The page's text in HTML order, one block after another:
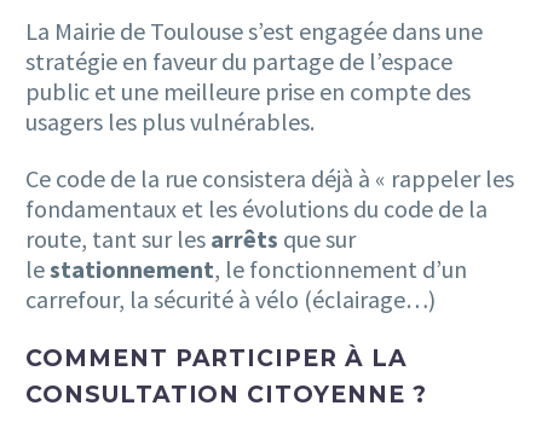
La Mairie de Toulouse s’est engagée dans une
stratégie en faveur du partage de l’espace
public et une meilleure prise en compte des
usagers les plus vulnérables.
Ce code de la rue consistera déjà à « rappeler les
fondamentaux et les évolutions du code de la
route, tant sur les arrêts que sur
lestationnement, le fonctionnement d’un
carrefour, la sécurité à vélo (éclairage…)
COMMENT PARTICIPER À LA
CONSULTATION CITOYENNE ?